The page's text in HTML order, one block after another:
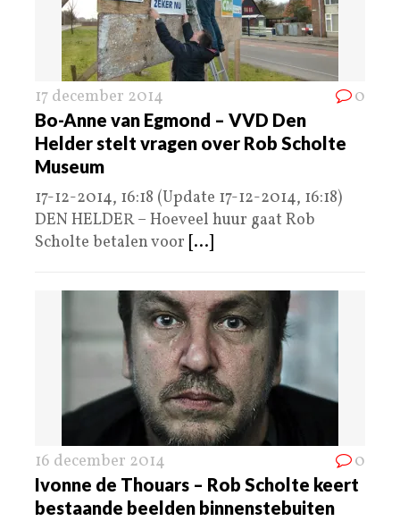
17 december 2014 0
Bo-Anne van Egmond – VVD Den
Helder stelt vragen over Rob Scholte
Museum
17-12-2014, 16:18 (Update 17-12-2014, 16:18)
DEN HELDER – Hoeveel huur gaat Rob
Scholte betalen voor [...]
16 december 2014 0
Ivonne de Thouars – Rob Scholte keert
bestaande beelden binnenstebuiten